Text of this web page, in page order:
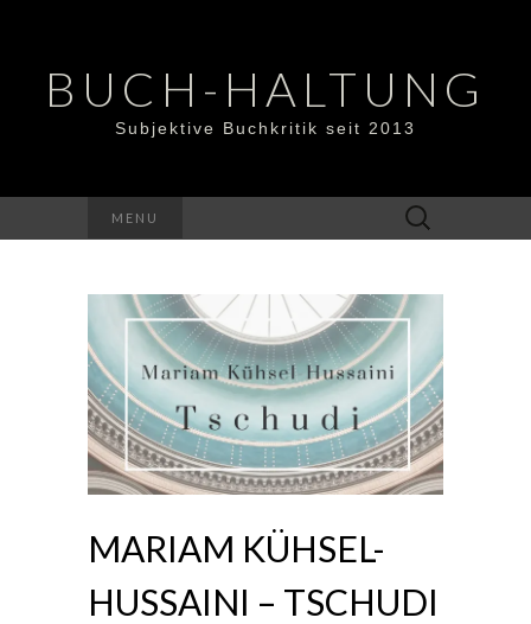
BUCH-HALTUNG
Subjektive Buchkritik seit 2013
MENU
Suchen
nach:
MARIAM KÜHSEL-
HUSSAINI – TSCHUDI